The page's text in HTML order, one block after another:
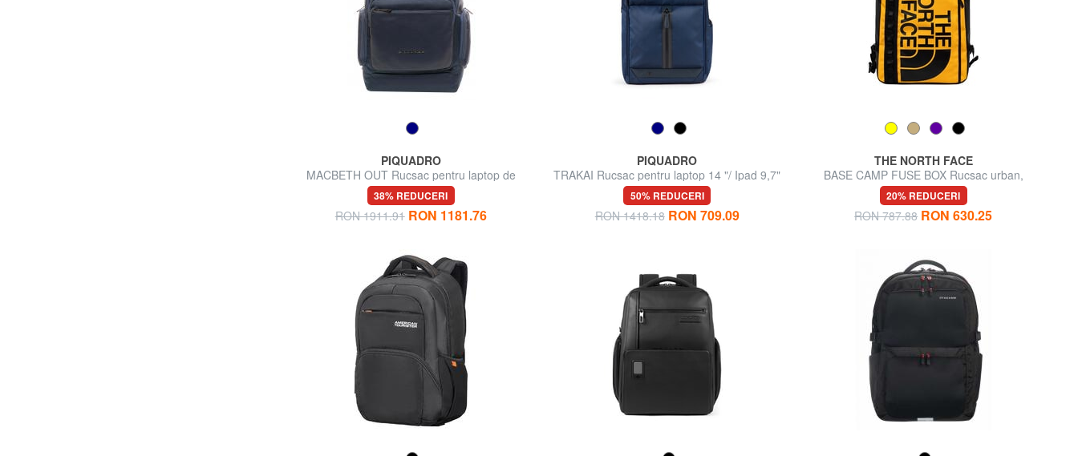
PIQUADRO
MACBETH OUT Rucsac pentru laptop de
15", Ediție Specială
38% REDUCERI
RON 1911.91 RON 1181.76
PIQUADRO
TRAKAI Rucsac pentru laptop 14 "/ Ipad 9,7"
/ 11 "
50% REDUCERI
RON 1418.18 RON 709.09
THE NORTH FACE
BASE CAMP FUSE BOX Rucsac urban,
suport pentru laptop de 15"
20% REDUCERI
RON 787.88 RON 630.25